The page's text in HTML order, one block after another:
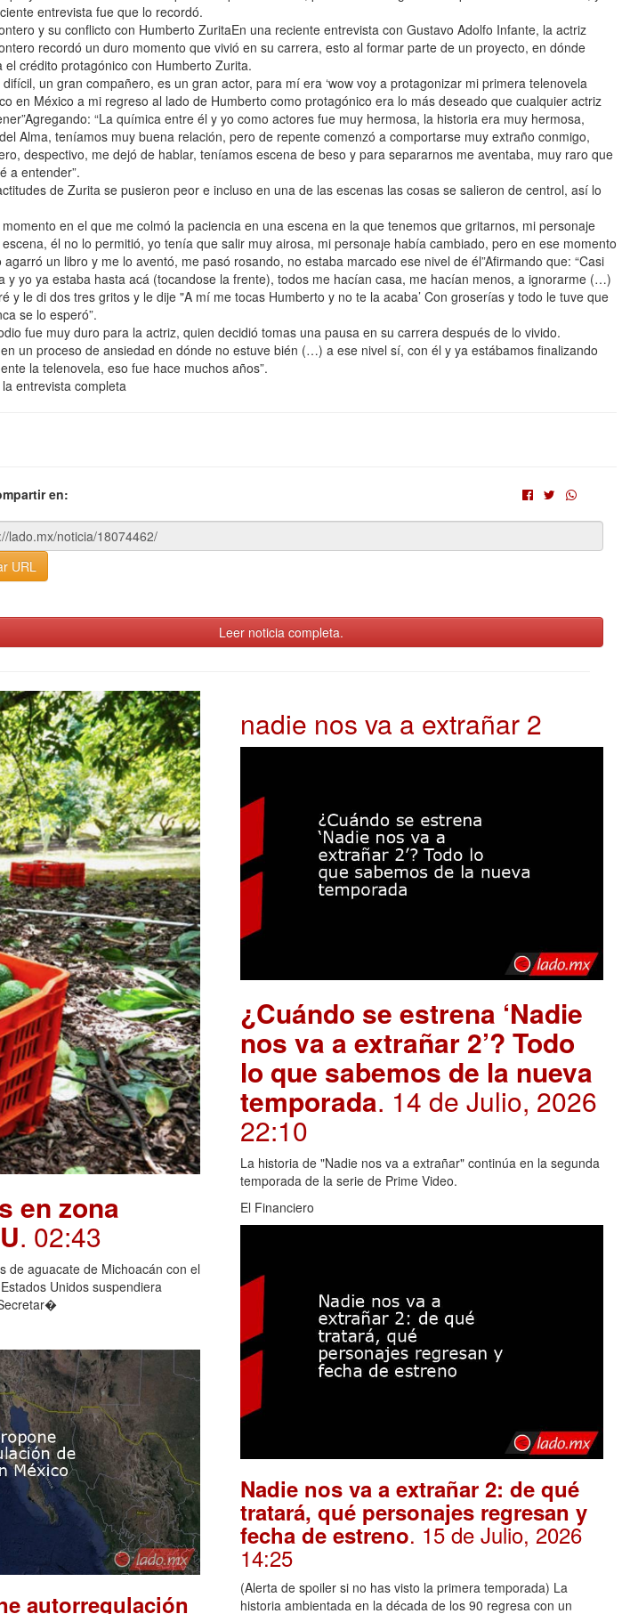
entrevista fue que lo recordó.
y su conflicto con Humberto ZuritaEn una reciente entrevista con Gustavo Adolfo Infante, la actriz
recordó un duro momento que vivió en su carrera, esto al formar parte de un proyecto, en dónde
el crédito protagónico con Humberto Zurita.
difícil, un gran compañero, es un gran actor, para mí era ‘wow voy a protagonizar mi primera telenovela
en México a mi regreso al lado de Humberto como protagónico era lo más deseado que cualquier actriz
“La química entre él y yo como actores fue muy hermosa, la historia era muy hermosa,
Alma, teníamos muy buena relación, pero de repente comenzó a comportarse muy extraño conmigo,
despectivo, me dejó de hablar, teníamos escena de beso y para separarnos me aventaba, muy raro que
a entender”.
de Zurita se pusieron peor e incluso en una de las escenas las cosas se salieron de centrol, así lo
momento en el que me colmó la paciencia en una escena en la que tenemos que gritarnos, mi personaje
él no lo permitió, yo tenía que salir muy airosa, mi personaje había cambiado, pero en ese momento
agarró un libro y me lo aventó, me pasó rosando, no estaba marcado ese nivel de él”Afirmando que: “Casi
y yo ya estaba hasta acá (tocandose la frente), todos me hacían casa, me hacían menos, a ignorarme (…)
y le di dos tres gritos y le dije "A mí me tocas Humberto y no te la acaba’ Con groserías y todo le tuve que
se lo esperó”.
fue muy duro para la actriz, quien decidió tomas una pausa en su carrera después de lo vivido.
en un proceso de ansiedad en dónde no estuve bién (…) a ese nivel sí, con él y ya estábamos finalizando
la telenovela, eso fue hace muchos años”.
entrevista completa
en:
URL
Leer noticia completa.
en zona
. 02:43
de aguacate de Michoacán con el
Unidos suspendiera
autorregulación
nadie nos va a extrañar 2
¿Cuándo se estrena ‘Nadie
nos va a extrañar 2’? Todo
lo que sabemos de la nueva
temporada. 14 de Julio, 2026
22:10
La historia de "Nadie nos va a extrañar" continúa en la segunda
temporada de la serie de Prime Video.
El Financiero
Nadie nos va a extrañar 2: de qué
tratará, qué personajes regresan y
fecha de estreno. 15 de Julio, 2026
14:25
(Alerta de spoiler si no has visto la primera temporada) La
historia ambientada en la década de los 90 regresa con un